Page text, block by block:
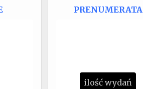
PRENUMERATA
ilość wydań